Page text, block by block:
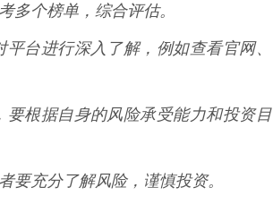
多个榜单，综合评估。
台进行深入了解，例如查看官网、
根据自身的风险承受能力和投资目
要充分了解风险，谨慎投资。